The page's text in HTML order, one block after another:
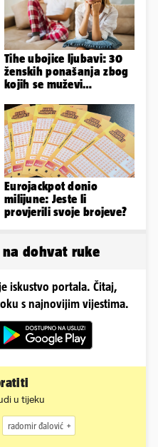
Tihe ubojice ljubavi: 30
ženskih ponašanja zbog
kojih se muževi
Eurojackpot donio
milijune: Jeste li
provjerili svoje brojeve?
dohvat ruke
iskustvo portala. Čitaj,
s najnovijim vijestima.
u tijeku
radomir đalović